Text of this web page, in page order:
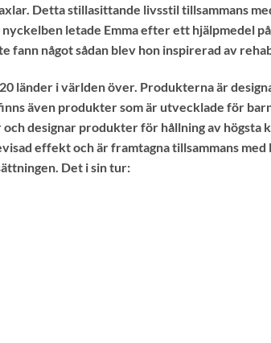
Detta stillasittande livsstil tillsammans
letade Emma efter ett hjälpmedel
fann något sådan blev hon inspirerad av
länder i världen över. Produkterna är
även produkter som är utvecklade för
designar produkter för hållning av
effekt och är framtagna tillsammans
Det i sin tur: